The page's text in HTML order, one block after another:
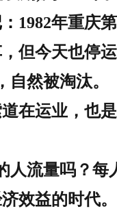
1982年重庆
，但今天也停
自然被淘汰。
在运业，也
人流量吗？每
效益的时代。